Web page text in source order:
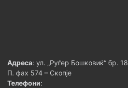
Адреса: ул. „Руѓер Бошковиќ“ бр. 18
П. фах 574 – Скопје
Телефони: